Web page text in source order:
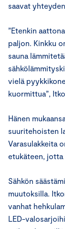
saavat
”Etenkin
paljon. Kinkku
sauna
vielä
kuormittua”,
Hänen
suuritehoisten
Varasulakkeita
etukäteen,
Sähkön
muutoksilla.
vanhat
LED-